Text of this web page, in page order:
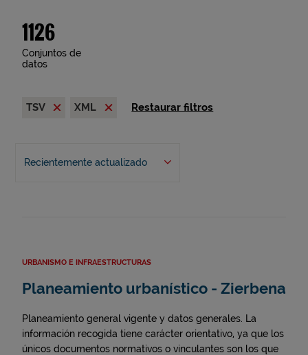
1126
Conjuntos de
datos
TSV XML Restaurar filtros
Recientemente actualizado
URBANISMO E INFRAESTRUCTURAS
Planeamiento urbanístico - Zierbena
Planeamiento general vigente y datos generales. La
información recogida tiene carácter orientativo, ya que los
únicos documentos normativos o vinculantes son los que